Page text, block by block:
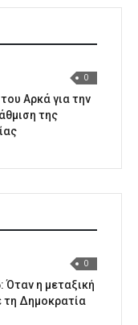
0
Αρκά για την
της
0
Όταν η μεταξική
τη Δημοκρατία